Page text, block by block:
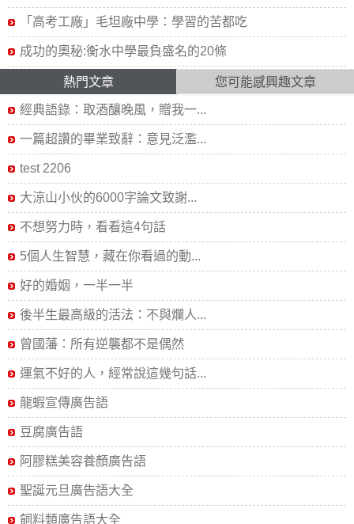
「高考工廠」毛坦廠中學：學習的苦都吃
成功的奧秘:衡水中學最負盛名的20條
熱門文章 您可能感興趣文章
經典語錄：取酒釀晚風，贈我一...
一篇超讚的畢業致辭：意見泛濫...
test 2206
大涼山小伙的6000字論文致謝...
不想努力時，看看這4句話
5個人生智慧，藏在你看過的動...
好的婚姻，一半一半
後半生最高級的活法：不與爛人...
曾國藩：所有逆襲都不是偶然
運氣不好的人，經常說這幾句話...
龍蝦宣傳廣告語
豆腐廣告語
阿膠糕美容養顏廣告語
聖誕元旦廣告語大全
飼料類廣告語大全